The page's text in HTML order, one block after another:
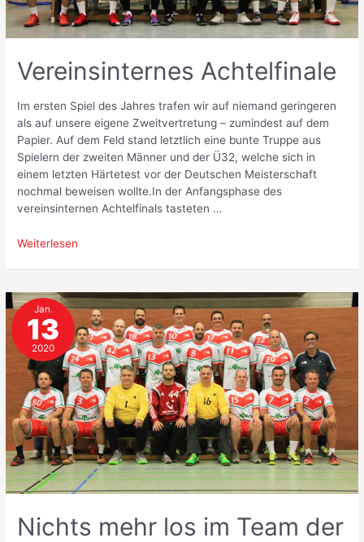
Vereinsinternes Achtelfinale
Im ersten Spiel des Jahres trafen wir auf niemand geringeren
als auf unsere eigene Zweitvertretung – zumindest auf dem
Papier. Auf dem Feld stand letztlich eine bunte Truppe aus
Spielern der zweiten Männer und der Ü32, welche sich in
einem letzten Härtetest vor der Deutschen Meisterschaft
nochmal beweisen wollte.In der Anfangsphase des
vereinsinternen Achtelfinals tasteten …
Vereinsinternes
Weiterlesen
Jan.
13
2020
Nichts mehr los im Team der